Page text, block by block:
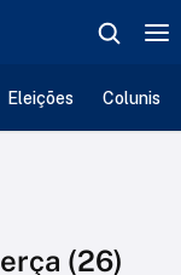
Eleições
(26)